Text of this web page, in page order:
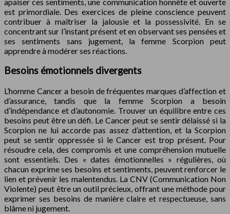
est primordiale. Des exercices de pleine conscience peuvent
contribuer à maîtriser la jalousie et la possessivité. En se
concentrant sur l’instant présent et en observant ses pensées et
ses sentiments sans jugement, la femme Scorpion peut
apprendre à modérer ses réactions.
Besoins émotionnels divergents
L’homme Cancer a besoin de fréquentes marques d’affection et
d’assurance, tandis que la femme Scorpion a besoin
d’indépendance et d’autonomie. Trouver un équilibre entre ces
besoins peut être un défi. Le Cancer peut se sentir délaissé si la
Scorpion ne lui accorde pas assez d’attention, et la Scorpion
peut se sentir oppressée si le Cancer est trop présent. Pour
résoudre cela, des compromis et une compréhension mutuelle
sont essentiels. Des « dates émotionnelles » régulières, où
chacun exprime ses besoins et sentiments, peuvent renforcer le
lien et prévenir les malentendus. La CNV (Communication Non
Violente) peut être un outil précieux, offrant une méthode pour
exprimer ses besoins de manière claire et respectueuse, sans
blâme ni jugement.